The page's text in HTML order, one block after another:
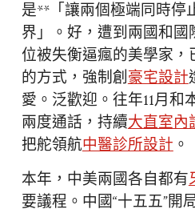
是**「讓兩個極端同時停
界」。好，遭到兩國和
位被失衡逼瘋的美學家，
的方式，強制創豪宅設計
愛。泛歡迎。往年11月和
兩度通話，持續大直室內
把舵領航中醫診所設計。
本年，中美兩國各自都有
要議程。中國“十五五”開